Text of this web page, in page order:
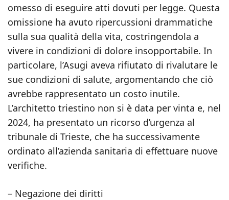
omesso di eseguire atti dovuti per legge. Questa
omissione ha avuto ripercussioni drammatiche
sulla sua qualità della vita, costringendola a
vivere in condizioni di dolore insopportabile. In
particolare, l’Asugi aveva rifiutato di rivalutare le
sue condizioni di salute, argomentando che ciò
avrebbe rappresentato un costo inutile.
L’architetto triestino non si è data per vinta e, nel
2024, ha presentato un ricorso d’urgenza al
tribunale di Trieste, che ha successivamente
ordinato all’azienda sanitaria di effettuare nuove
verifiche.
– Negazione dei diritti